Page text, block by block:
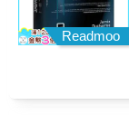
Readmoo